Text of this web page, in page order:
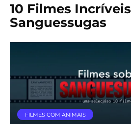
10 Filmes
Sanguessugas
FILMES COM ANIMAIS